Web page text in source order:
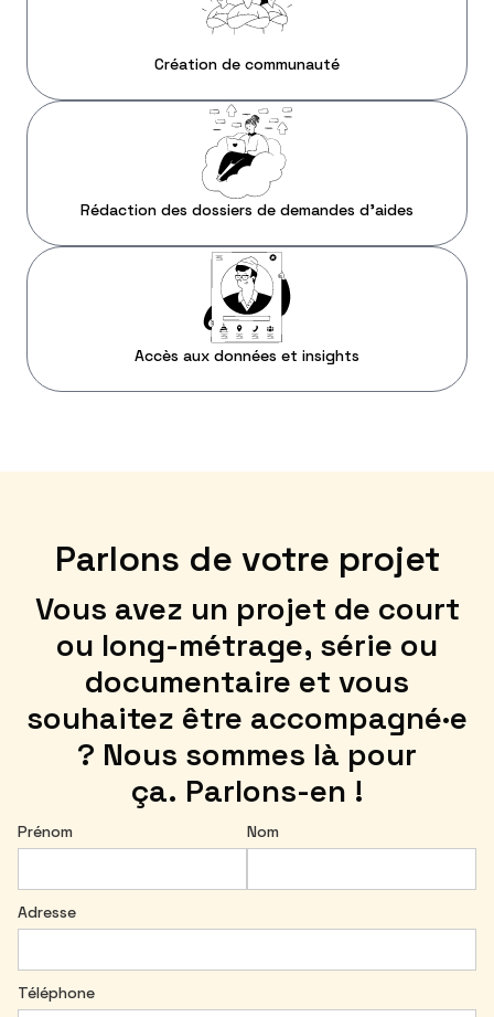
Création de communauté
Rédaction des dossiers de demandes d'aides
Accès aux données et insights
Parlons de votre projet
Vous avez un projet de court
ou long-métrage, série ou
documentaire et vous
souhaitez être accompagné·e
? Nous sommes là pour
ça. Parlons-en !
Prénom Nom
Adresse
Téléphone